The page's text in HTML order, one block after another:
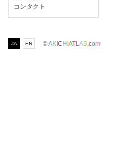
コンタクト
JA EN ©AK C H ATLAS.com